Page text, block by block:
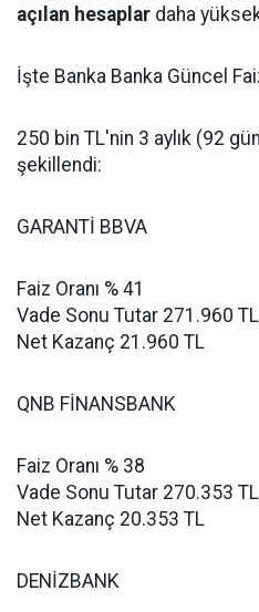
açılan hesaplar daha
İşte Banka Banka Güncel
250 bin TL'nin 3 aylık (92
şekillendi:
GARANTİ BBVA
Faiz Oranı % 41
Vade Sonu Tutar 271.960 TL
Net Kazanç 21.960 TL
QNB FİNANSBANK
Faiz Oranı % 38
Vade Sonu Tutar 270.353 TL
Net Kazanç 20.353 TL
DENİZBANK